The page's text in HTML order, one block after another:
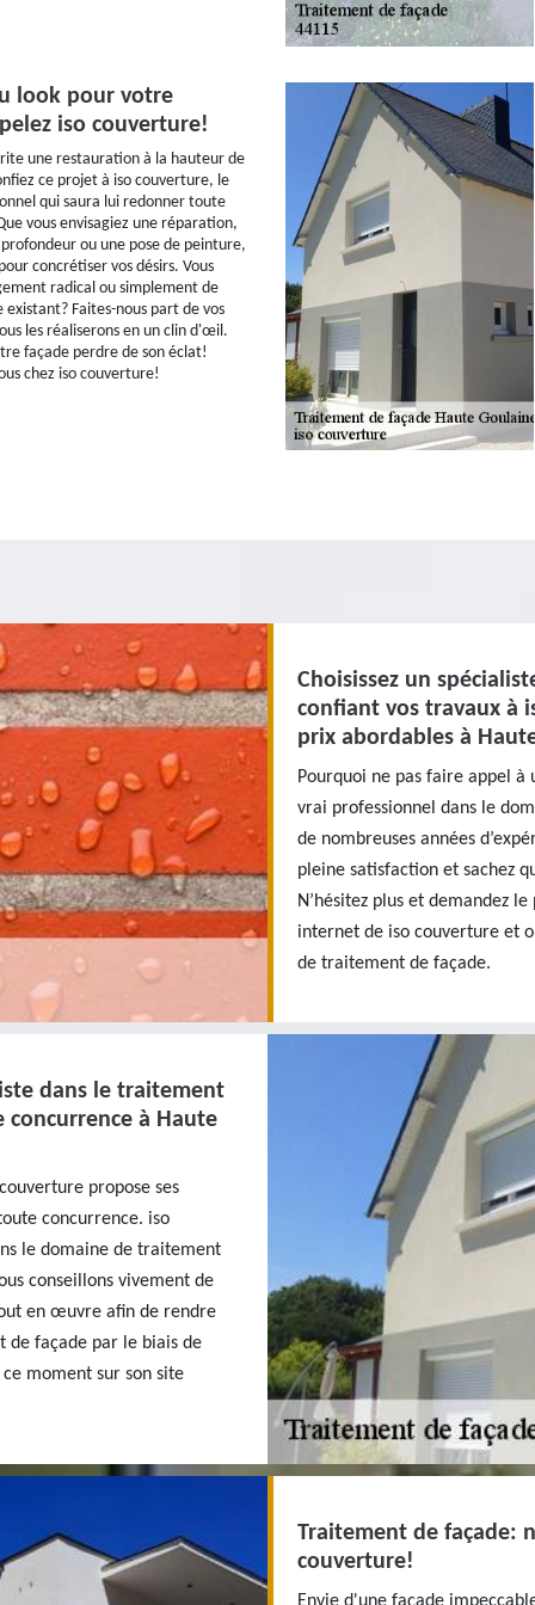
look pour votre
iso couverture!
une restauration à la hauteur de
ce projet à iso couverture, le
qui saura lui redonner toute
vous envisagiez une réparation,
ou une pose de peinture,
concrétiser vos désirs. Vous
radical ou simplement de
existant? Faites-nous part de vos
les réaliserons en un clin d'œil.
façade perdre de son éclat!
chez iso couverture!
Choisissez un
confiant vos travaux à
prix abordables à
Pourquoi ne pas faire appel
vrai professionnel dans le
de nombreuses années
pleine satisfaction et sachez
N’hésitez plus et demandez
internet de iso couverture et
de traitement de façade.
dans le traitement
à Haute
propose ses
concurrence. iso
le domaine de traitement
conseillons vivement de
en œuvre afin de rendre
de façade par le biais de
ce moment sur son site
Traitement de façade:
couverture!
Envie d'une façade